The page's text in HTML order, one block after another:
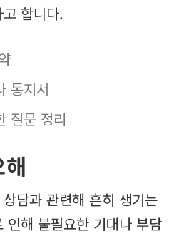
합니다.
통지서
질문 정리
담과 관련해 흔히 생기는
인해 불필요한 기대나 부담